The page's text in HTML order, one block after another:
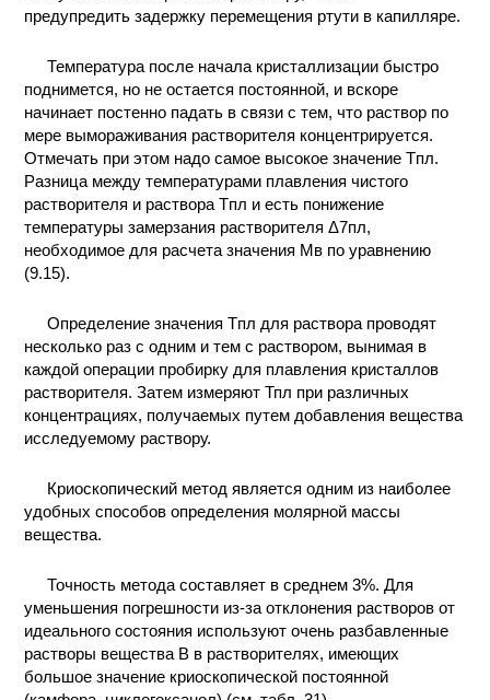
предупредить задержку перемещения ртути в капилляре.
Температура после начала кристаллизации быстро
поднимется, но не остается постоянной, и вскоре
начинает постенно падать в связи с тем, что раствор по
мере вымораживания растворителя концентрируется.
Отмечать при этом надо самое высокое значение Tпл.
Разница между температурами плавления чистого
растворителя и раствора Tпл и есть понижение
температуры замерзания растворителя Δ7пл,
необходимое для расчета значения Mв по уравнению
(9.15).
Определение значения Tпл для раствора проводят
несколько раз с одним и тем c раствором, вынимая в
каждой операции пробирку для плавления кристаллов
растворителя. Затем измеряют Тпл при различных
концентрациях, получаемых путем добавления вещества
исследуемому раствору.
Криоскопический метод является одним из наиболее
удобных способов определения молярной массы
вещества.
Точность метода составляет в среднем 3%. Для
уменьшения погрешности из-за отклонения растворов от
идеального состояния используют очень разбавленные
растворы вещества В в растворителях, имеющих
большое значение криоскопической постоянной